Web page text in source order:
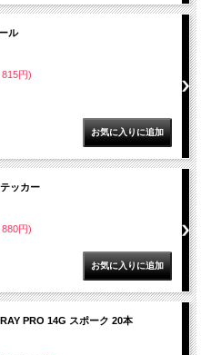
ル
円)
ッカー
円)
PRO 14G スポーク 20本